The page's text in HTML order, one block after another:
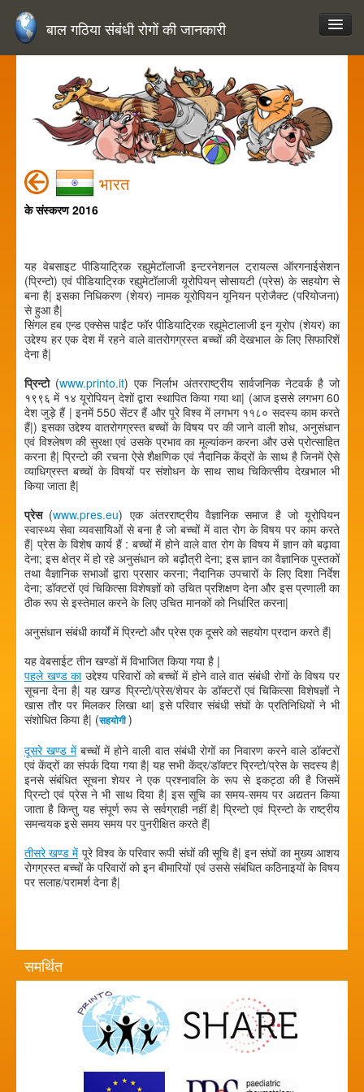
बाल गठिया संबंधी रोगों की जानकारी
भारत
के संस्करण 2016
यह वेबसाइट पीडियाट्रिक रह्युमेटॉलाजी इन्टरनेशनल ट्रायल्स ऑरगनाईसेशन
(प्रिन्टो) एवं पीडियाट्रिक रह्युमेटॉलाजी यूरोपियन् सोसायटी (प्रेस) के सहयोग से
बना है| इसका निधिकरण (शेयर) नामक यूरोपियन यूनियन प्रोजैक्ट (परियोजना)
से हुआ है|
सिंगल हब एन्ड एक्सेस पाईंट फॉर पीडियाट्रिक रह्यूमेटालाजी इन यूरोप (शेयर) का
उद्देश्य हर एक देश में रहने वाले वातरोगग्रस्त बच्चों की देखभाल के लिए सिफारिशें
देना है|
प्रिन्टो(www.printo.it) एक निर्लाभ अंतरराष्ट्रीय सार्वजनिक नेटवर्क है जो
१९९६ में १४ यूरोपियन् देशों द्वारा स्थापित किया गया था| (आज इससे लगभग 60
देश जुड़े हैं | इनमें 550 सेंटर हैं और पूरे विश्व में लगभग ११८० सदस्य काम करते
हैं|) इसका उद्देश्य वातरोगग्रस्त बच्चों के विषय पर की जाने वाली शोध, अनुसंधान
एवं विश्लेषण की सुरक्षा एवं उसके प्रभाव का मूल्यांकन करना और उसे प्रोत्साहित
करना है| प्रिन्टो की रचना ऐसे शैक्षणिक एवं नैदानिक केंद्रों के साथ है जिनमें ऐसे
व्याधिग्रस्त बच्चों के विषयों पर संशोधन के साथ साथ चिकित्सीय देखभाल भी
किया जाता है|
प्रेस(www.pres.eu) एक अंतरराष्ट्रीय वैज्ञानिक समाज है जो यूरोपियन
स्वास्थ्य सेवा व्यवसायिओं से बना है जो बच्चों में वात रोग के विषय पर काम करते
हैं| प्रेस के विशेष कार्य हैं : बच्चों में होने वाले वात रोग के विषय में ज्ञान को बढ़ावा
देना; इस क्षेत्र में हो रहे अनुसंधान को बढ़ौत्री देना; इस ज्ञान का वैज्ञानिक पुस्तकों
तथा वैज्ञानिक सभाओं द्वारा प्रसार करना; नैदानिक उपचारों के लिए दिशा निर्देश
देना; डॉक्टरों एवं चिकित्सा विशेषज्ञों को उचित प्रशिक्षण देना और इस प्रणाली का
ठीक रूप से इस्तेमाल करने के लिए उचित मानकों को निर्धारित करना|
अनुसंधान संबंधी कार्यों में प्रिन्टो और प्रेस एक दूसरे को सहयोग प्रदान करते हैं|
यह वेबसाईट तीन खण्डों में विभाजित किया गया है |
पहले खण्ड काउद्देश्य परिवारों को बच्चों में होने वाले वात संबंधी रोगों के विषय पर
सूचना देना है| यह खण्ड प्रिन्टो/प्रेस/शेयर के डॉक्टरों एवं चिकित्सा विशेषज्ञों ने
खास तौर पर मिलकर लिखा था| इसे परिवार संबंधी संघों के प्रतिनिधियों ने भी
संशोधित किया है| (सहयोगी)
दूसरे खण्ड मेंबच्चों में होने वाली वात संबंधी रोगों का निवारण करने वाले डॉक्टरों
एवं केंद्रों का संपर्क दिया गया है| यह सभी केंद्र/डॉक्टर प्रिन्टो/प्रेस के सदस्य है|
इनसे संबंधित सूचना शेयर ने एक प्रश्नावलि के रूप से इकट्ठा की है जिसमें
प्रिन्टो एवं प्रेस ने भी साथ दिया है| इस सूचि का समय-समय पर अद्यतन किया
जाता है किन्तु यह संपूर्ण रूप से सर्वग्राही नहीं है| प्रिन्टो एवं प्रिन्टो के राष्ट्रीय
समन्वयक इसे समय समय पर पुनरीक्षित करते हैं|
तीसरे खण्ड मेंपूरे विश्व के परिवार रूपी संघों की सूचि है| इन संघों का मुख्य आशय
रोगग्रस्त बच्चों के परिवारों को इन बीमारियों एवं उससे संबंधित कठिनाइयों के विषय
पर सलाह/परामर्श देना है|
समर्थित